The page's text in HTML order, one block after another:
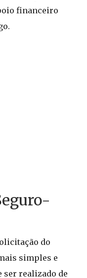
financeiro
do
simples e
ser realizado de